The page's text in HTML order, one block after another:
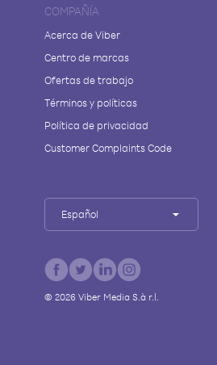
COMPAÑÍA
Acerca de Viber
Centro de marcas
Ofertas de trabajo
Términos y políticas
Política de privacidad
Customer Complaints Code
Español
© 2026Viber Media S.à r.l.